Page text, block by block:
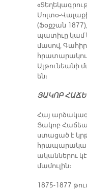
Մոլտօ-
(Ֆօքշան
պատիւը կամ
մասով,
Ալթունեանի
են։
ՅԱԿՈԲ
Հայ
Յակոբ
ստացած է
ականներու
մամուլին։
1875-1877